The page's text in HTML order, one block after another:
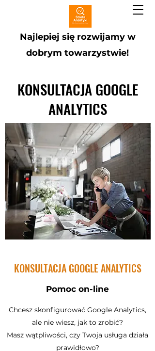
Najlepiej się rozwijamy w
dobrym towarzystwie!
KONSULTACJA GOOGLE
ANALYTICS
KONSULTACJA GOOGLE ANALYTICS
Pomoc on-line
Chcesz skonfigurować Google Analytics,
ale nie wiesz, jak to zrobić?
Masz wątpliwości, czy Twoja usługa działa
prawidłowo?